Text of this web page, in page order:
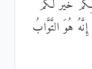
خَيْرٌ لَكُمْ
هُوَ التَّوَّابُ